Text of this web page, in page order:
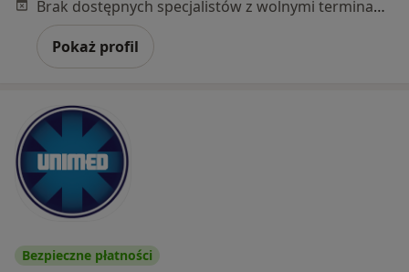
Brak dostępnych specjalistów z wolnymi terminami w tym centrum medycznym.
Pokaż profil
Bezpieczne płatności